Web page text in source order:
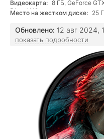
Видеокарта: 8 ГБ, GeForce
DirectX 12
Место на жестком диске: 25
Обновлено: 12 авг 2024,
показать подробности